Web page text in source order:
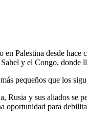
Palestina desde hace
y el Congo,
pequeños que los
y sus aliados se
para